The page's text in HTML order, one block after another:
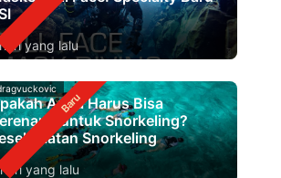
yang lalu
Anda Harus Bisa
untuk Snorkeling?
Snorkeling
yang lalu